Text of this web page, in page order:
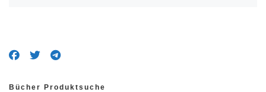
Bücher Produktsuche